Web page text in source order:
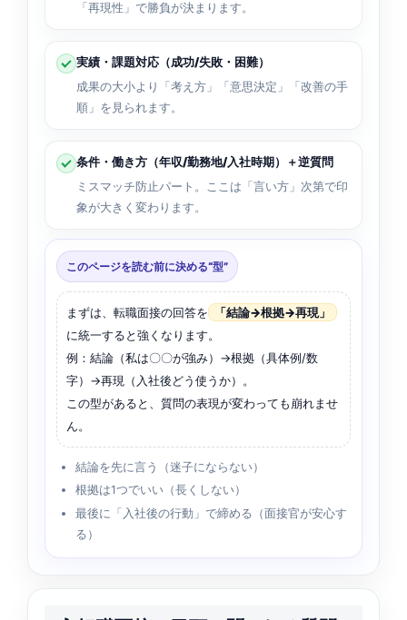
「再現性」で勝負が決まります。
実績・課題対応（成功/失敗・困難）
成果の大小より「考え方」「意思決定」「改善の手
順」を見られます。
条件・働き方（年収/勤務地/入社時期）＋逆質問
ミスマッチ防止パート。ここは「言い方」次第で印
象が大きく変わります。
このページを読む前に決める“型”
まずは、転職面接の回答を
「結論→根拠→再現」
に統一すると強くなります。
例：結論（私は〇〇が強み）→根拠（具体例/数
字）→再現（入社後どう使うか）。
この型があると、質問の表現が変わっても崩れませ
ん。
結論を先に言う（迷子にならない）
根拠は1つでいい（長くしない）
最後に「入社後の行動」で締める（面接官が安心す
る）